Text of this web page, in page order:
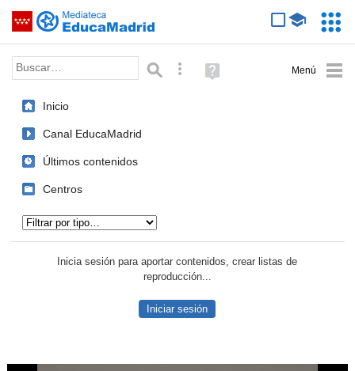
Saltar navegación
Palabra o frase: Búsqueda avanzada
Ayuda
(en
Inicio
Canal EducaMadrid
Últimos contenidos
Centros
Inicia sesión para aportar contenidos, crear listas de
reproducción...
Iniciar sesión